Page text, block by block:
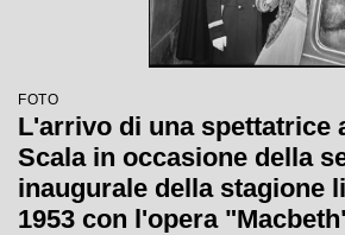
FOTO
L'arrivo di una spettatrice
Scala in occasione della
inaugurale della stagione
1953 con l'opera